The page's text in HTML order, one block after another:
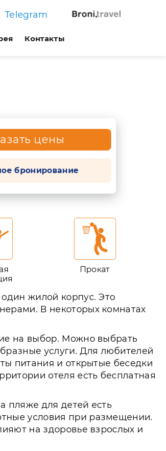
Telegram
Контакты
цены
бронирование
Прокат
жилой корпус. Это
В некоторых комнатах
на выбор. Можно выбрать
услуги. Для любителей
питания и открытые беседки
отеля есть бесплатная
пляже для детей есть
условия при размещении.
на здоровье взрослых и